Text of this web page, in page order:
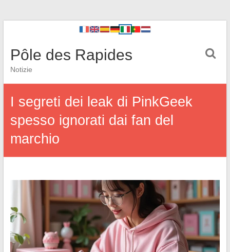
Pôle des Rapides
Notizie
I segreti dei leak di PinkGeek
spesso ignorati dai fan del
marchio